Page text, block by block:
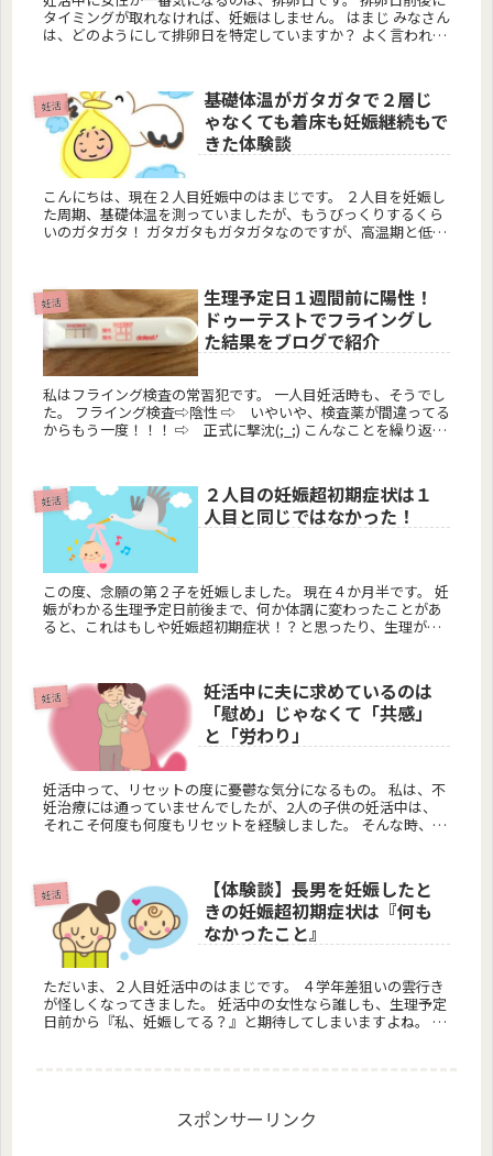
タイミングが取れなければ、妊娠はしません。 はまじ みなさん
は、どのようにして排卵日を特定していますか？ よく言われる
妊活
基礎体温がガタガタで２層じ
ゃなくても着床も妊娠継続もで
きた体験談
こんにちは、現在２人目妊娠中のはまじです。 ２人目を妊娠し
た周期、基礎体温を測っていましたが、もうびっくりするくら
いのガタガタ！ ガタガタもガタガタなのですが、高温期と低温
妊活
生理予定日１週間前に陽性！
ドゥーテストでフライングし
た結果をブログで紹介
私はフライング検査の常習犯です。 一人目妊活時も、そうでし
た。 フライング検査⇨陰性 ⇨ いやいや、検査薬が間違ってる
からもう一度！！！ ⇨ 正式に撃沈(;_;) こんなことを繰り返し
妊活
２人目の妊娠超初期症状は１
人目と同じではなかった！
この度、念願の第２子を妊娠しました。 現在４か月半です。 妊
娠がわかる生理予定日前後まで、何か体調に変わったことがあ
ると、これはもしや妊娠超初期症状！？と思ったり、生理が始
妊活
妊活中に夫に求めているのは
「慰め」じゃなくて「共感」
と「労わり」
妊活中って、リセットの度に憂鬱な気分になるもの。 私は、不
妊治療には通っていませんでしたが、2人の子供の妊活中は、
それこそ何度も何度もリセットを経験しました。 そんな時、旦
妊活
【体験談】長男を妊娠したと
きの妊娠超初期症状は『何も
なかったこと』
ただいま、２人目妊活中のはまじです。 ４学年差狙いの雲行き
が怪しくなってきました。 妊活中の女性なら誰しも、生理予定
日前から『私、妊娠してる？』と期待してしまいますよね。 私
スポンサーリンク